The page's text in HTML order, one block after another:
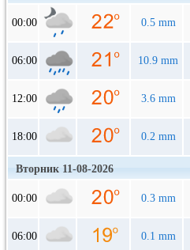
00:00 0.5 mm
06:00 10.9 mm
12:00 3.6 mm
18:00 0.2 mm
Вторник 11-08-2026
00:00 0.3 mm
06:00 0.1 mm